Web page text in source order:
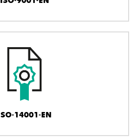
ISO-14001-EN